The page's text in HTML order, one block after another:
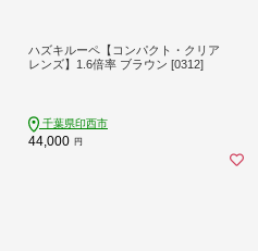
ハズキルーペ【コンパクト・クリア
レンズ】1.6倍率 ブラウン [0312]
千葉県印西市
44,000 円